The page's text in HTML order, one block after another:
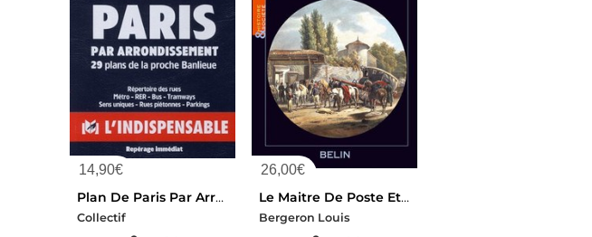
14,90€
Plan De Paris Par Arrondissement / Map Of Paris ; 29 Plans De La Proche Banlieue ; Repertoire Des Rues, Sens Uniques, Parkings, Autobus, Metro, Rer, Stade De France, Parc Des Princes / With Street Index, Bus, Underground (edition 2010)
Collectif
26,00€
Le Maitre De Poste Et Le Messager : Les Transports Publics En France Au Temps Des Chevaux
Bergeron Louis